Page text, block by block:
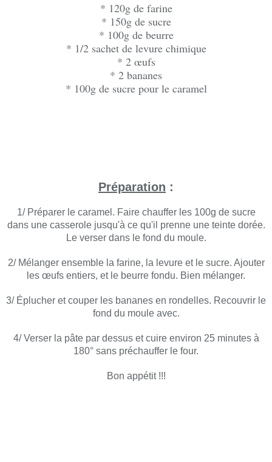
* 120g de farine
* 150g de sucre
* 100g de beurre
* 1/2 sachet de levure chimique
* 2 œufs
* 2 bananes
* 100g de sucre pour le caramel
Préparation :
1/ Préparer le caramel. Faire chauffer les 100g de sucre
dans une casserole jusqu'à ce qu'il prenne une teinte dorée.
Le verser dans le fond du moule.
2/ Mélanger ensemble la farine, la levure et le sucre. Ajouter
les œufs entiers, et le beurre fondu. Bien mélanger.
3/ Éplucher et couper les bananes en rondelles. Recouvrir le
fond du moule avec.
4/ Verser la pâte par dessus et cuire environ 25 minutes à
180° sans préchauffer le four.
Bon appétit !!!